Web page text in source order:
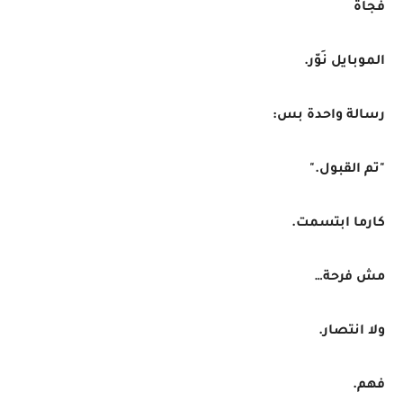
فجأة
الموبايل نَوّر.
رسالة واحدة بس:
"تم القبول."
كارما ابتسمت.
مش فرحة…
ولا انتصار.
فهم.